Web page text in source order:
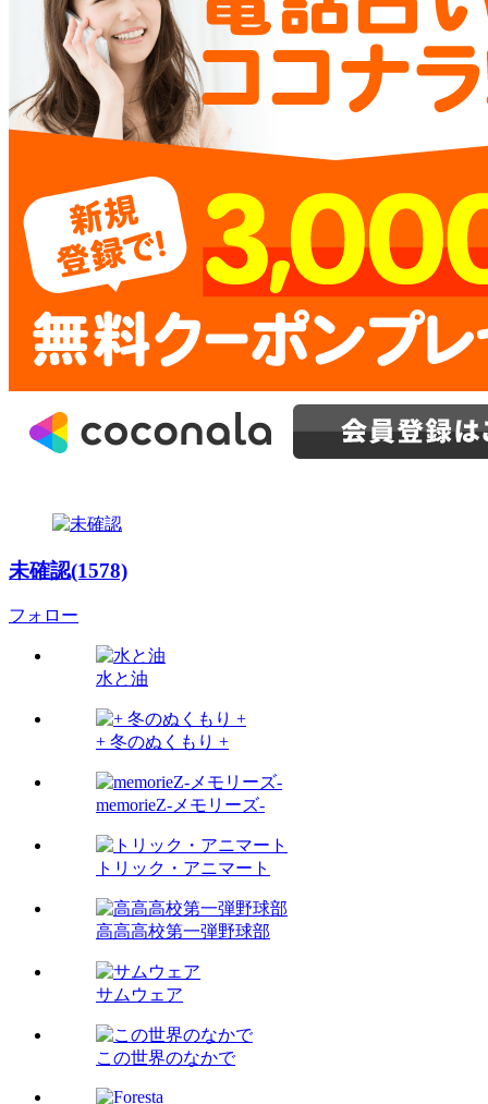
未確認(1578)
フォロー
水と油
+ 冬のぬくもり +
memorieZ-メモリーズ-
トリック・アニマート
高高高校第一弾野球部
サムウェア
この世界のなかで